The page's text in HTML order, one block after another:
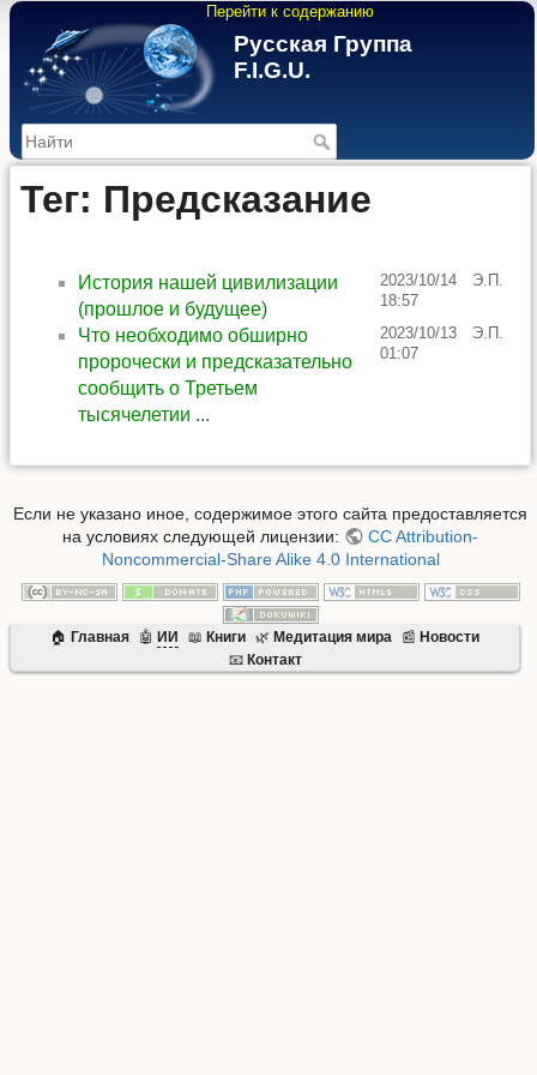
Перейти к содержанию
Русская Группа
F.I.G.U.
Тег: Предсказание
История нашей цивилизации
(прошлое и будущее)
2023/10/14
18:57
Э.П.
Что необходимо обширно
пророчески и предсказательно
сообщить о Третьем
тысячелетии ...
2023/10/13
01:07
Э.П.
Если не указано иное, содержимое этого сайта предоставляется
на условиях следующей лицензии:
CC Attribution-
Noncommercial-Share Alike 4.0 International
🏠Главная 🤖ИИ 📖Книги 🌿Mедитация мира 📰Новости
📧 Контакт